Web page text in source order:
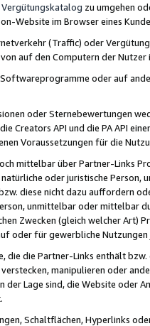
Vergütungskatalog zu umgehen
Website im Browser eines
(Traffic) oder
auf den Computern der
oder auf
oder Sternebewertungen
Creators API und die PA API
Voraussetzungen für die
mittelbar über Partner-Links
oder juristische
diese nicht dazu auffordern
unmittelbar oder mittelbar
Zwecken (gleich welcher Art)
oder für gewerbliche
die die Partner-Links enthält
manipulieren oder
der Lage sind, die Website oder
Schaltflächen, Hyperlinks